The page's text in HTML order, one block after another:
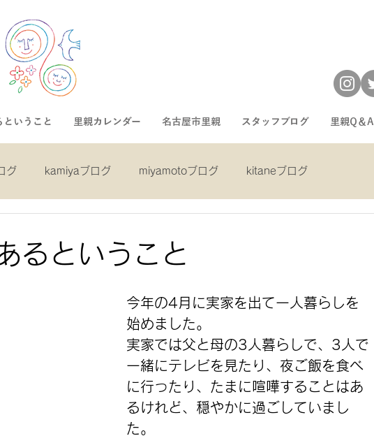
ということ 里親カレンダー 名古屋市里親 スタッフブログ 里親Q＆A
グ kamiyaブログ miyamotoブログ kitaneブログ
るということ
今年の4月に実家を出て一人暮らしを
始めました。
実家では父と母の3人暮らしで、3人で
一緒にテレビを見たり、夜ご飯を食べ
に行ったり、たまに喧嘩することはあ
るけれど、穏やかに過ごしていまし
た。